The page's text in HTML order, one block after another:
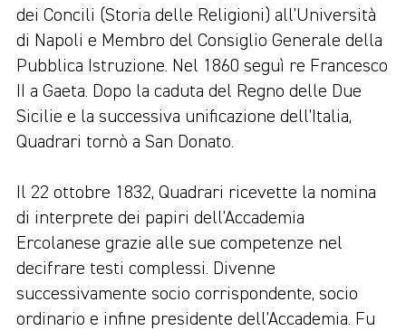
dei Concili (Storia delle Religioni) all’Università
di Napoli e Membro del Consiglio Generale della
Pubblica Istruzione. Nel 1860 seguì re Francesco
II a Gaeta. Dopo la caduta del Regno delle Due
Sicilie e la successiva unificazione dell’Italia,
Quadrari tornò a San Donato.
Il 22 ottobre 1832, Quadrari ricevette la nomina
di interprete dei papiri dell’Accademia
Ercolanese grazie alle sue competenze nel
decifrare testi complessi. Divenne
successivamente socio corrispondente, socio
ordinario e infine presidente dell’Accademia. Fu